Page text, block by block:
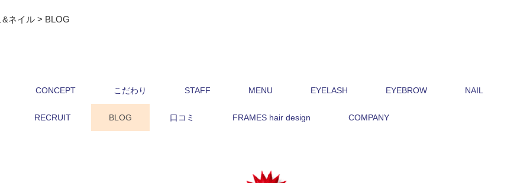
&ネイル > BLOG
CONCEPT こだわり STAFF MENU EYELASH EYEBROW NAIL
RECRUIT BLOG 口コミ FRAMES hair design COMPANY